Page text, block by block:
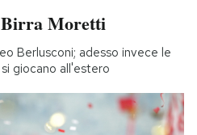
Birra Moretti
Berlusconi; adesso invece le
giocano all'estero